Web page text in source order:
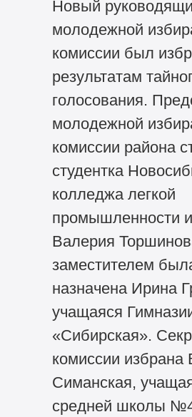
Новый
молодежной
комиссии был
результатам
голосования.
молодежной
комиссии района
студентка
колледжа легкой
промышленности
Валерия
заместителем
назначена Ирина
учащаяся
«Сибирская».
комиссии избрана
Симанская,
средней школы